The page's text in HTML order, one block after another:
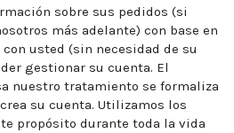
sobre sus pedidos (si
más adelante) con base en
usted (sin necesidad de su
gestionar su cuenta. El
nuestro tratamiento se formaliza
su cuenta. Utilizamos los
propósito durante toda la vida